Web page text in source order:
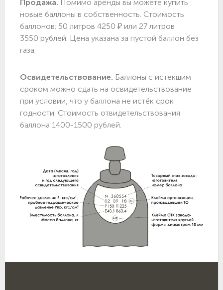
Продажа. Помимо аренды вы можете купить
новые баллоны в собственность. Стоимость
баллонов: 50 литров 4250 ₽ или 27 литров
3550 рублей. Цена указана за пустой баллон без
газа.
Освидетельствование. Баллоны с истекшим
сроком можно сдать на освидетельствование
при условии, что у баллона не истёк срок
годности. Стоимость отвидетельствования
баллона 1400-1500 рублей.